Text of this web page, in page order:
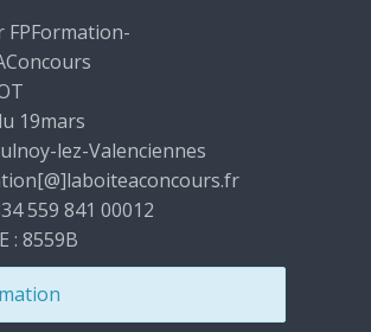
FPFormation-
19mars
lez-Valenciennes
559 841 00012
: 8559B